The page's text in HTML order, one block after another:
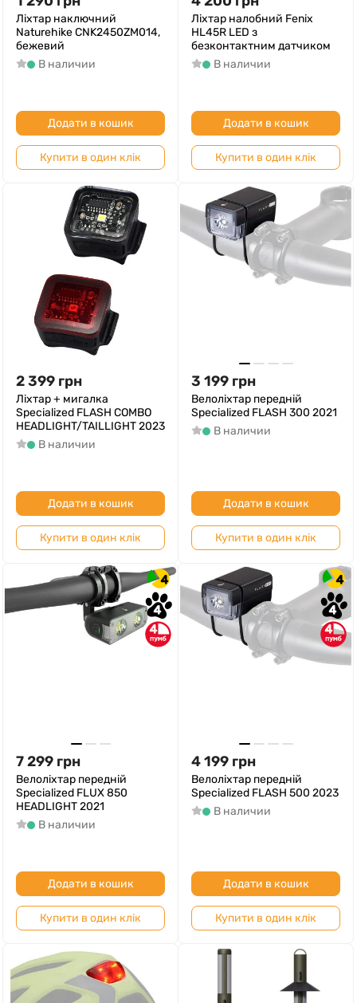
Ліхтар наключний
Naturehike CNK2450ZM014,
бежевий
В наличии
Додати в кошик
Купити в один клік
Ліхтар налобний Fenix
HL45R LED з
безконтактним датчиком
В наличии
Додати в кошик
Купити в один клік
2 399 грн
Ліхтар + мигалка
Specialized FLASH COMBO
HEADLIGHT/TAILLIGHT 2023
В наличии
Додати в кошик
Купити в один клік
3 199 грн
Велоліхтар передній
Specialized FLASH 300 2021
В наличии
Додати в кошик
Купити в один клік
4
4
4
7 299 грн
Велоліхтар передній
Specialized FLUX 850
HEADLIGHT 2021
В наличии
Додати в кошик
Купити в один клік
4
4
4
4 199 грн
Велоліхтар передній
Specialized FLASH 500 2023
В наличии
Додати в кошик
Купити в один клік